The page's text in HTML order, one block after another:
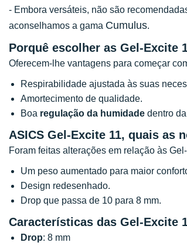
- Embora versáteis, não são
aconselhamos a gama Cumulus.
Porquê escolher as Gel-Excite
Oferecem-lhe vantagens para começar
Respirabilidade ajustada às suas
Amortecimento de qualidade.
Boa regulação da humidade dentro
ASICS Gel-Excite 11, quais as
Foram feitas alterações em relação às
Um peso aumentado para maior
Design redesenhado.
Drop que passa de 10 para 8 mm.
Características das Gel-Excite
Drop: 8 mm